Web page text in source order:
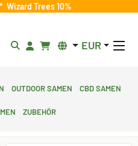
Wizard Trees 10%
EUR
Outdoor Samen CBD Samen
Zubehör